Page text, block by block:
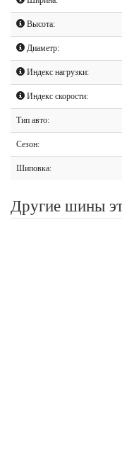
Высота:
Диаметр:
Индекс нагрузки:
Индекс скорости:
Тип авто:
Сезон:
Шиповка:
Другие шины